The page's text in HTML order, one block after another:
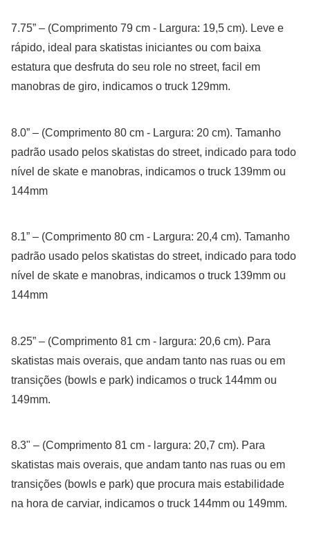
7.75” – (Comprimento 79 cm - Largura: 19,5 cm). Leve e
rápido, ideal para skatistas iniciantes ou com baixa
estatura que desfruta do seu role no street, facil em
manobras de giro, indicamos o truck 129mm.
8.0” – (Comprimento 80 cm - Largura: 20 cm). Tamanho
padrão usado pelos skatistas do street, indicado para todo
nível de skate e manobras, indicamos o truck 139mm ou
144mm
8.1” – (Comprimento 80 cm - Largura: 20,4 cm). Tamanho
padrão usado pelos skatistas do street, indicado para todo
nível de skate e manobras, indicamos o truck 139mm ou
144mm
8.25” – (Comprimento 81 cm - largura: 20,6 cm). Para
skatistas mais overais, que andam tanto nas ruas ou em
transições (bowls e park) indicamos o truck 144mm ou
149mm.
8.3" – (Comprimento 81 cm - largura: 20,7 cm). Para
skatistas mais overais, que andam tanto nas ruas ou em
transições (bowls e park) que procura mais estabilidade
na hora de carviar, indicamos o truck 144mm ou 149mm.